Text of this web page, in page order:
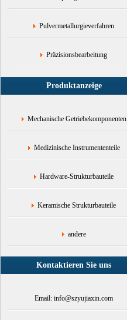
Pulver-
Einspritzung,Zirkonoxid-
Keramik,verschlei?
feste
Keramik,Keramikverarbeitung
Pulvermetallurgieverfahren
Präzisionsbearbeitung
Produktanzeige
Mechanische Getriebekomponenten
Medizinische Instrumententeile
Hardware-Strukturbauteile
Keramische Strukturbauteile
andere
Kontaktieren Sie uns
Email: info@szyujiaxin.com